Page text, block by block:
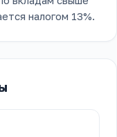
налогом 13%.